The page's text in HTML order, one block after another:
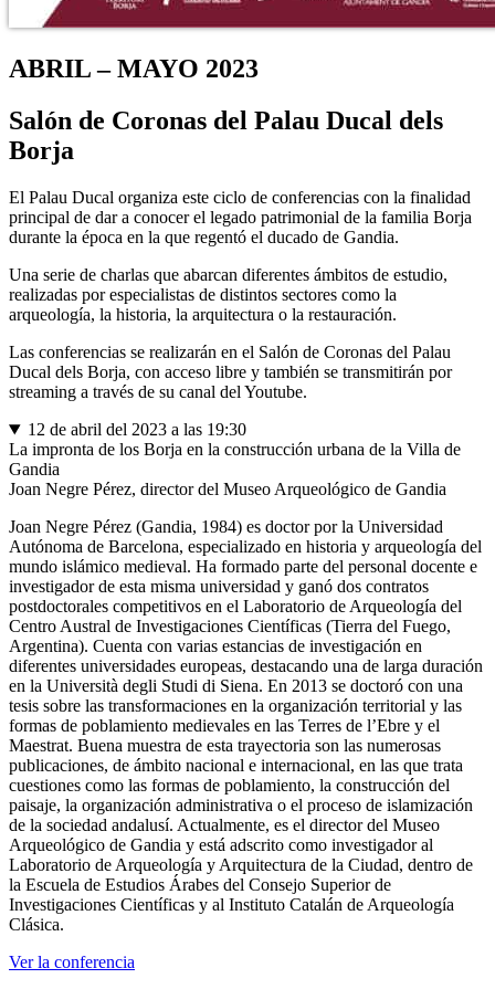
ABRIL – MAYO 2023
Salón de Coronas del Palau Ducal dels
Borja
El Palau Ducal organiza este ciclo de conferencias con la finalidad
principal de dar a conocer el legado patrimonial de la familia Borja
durante la época en la que regentó el ducado de Gandia.
Una serie de charlas que abarcan diferentes ámbitos de estudio,
realizadas por especialistas de distintos sectores como la
arqueología, la historia, la arquitectura o la restauración.
Las conferencias se realizarán en el Salón de Coronas del Palau
Ducal dels Borja, con acceso libre y también se transmitirán por
streaming a través de su canal del Youtube.
12 de abril del 2023 a las 19:30
La impronta de los Borja en la construcción urbana de la Villa de
Gandia
Joan Negre Pérez, director del Museo Arqueológico de Gandia
Joan Negre Pérez (Gandia, 1984) es doctor por la Universidad
Autónoma de Barcelona, ​​especializado en historia y arqueología del
mundo islámico medieval. Ha formado parte del personal docente e
investigador de esta misma universidad y ganó dos contratos
postdoctorales competitivos en el Laboratorio de Arqueología del
Centro Austral de Investigaciones Científicas (Tierra del Fuego,
Argentina). Cuenta con varias estancias de investigación en
diferentes universidades europeas, destacando una de larga duración
en la Università degli Studi di Siena. En 2013 se doctoró con una
tesis sobre las transformaciones en la organización territorial y las
formas de poblamiento medievales en las Terres de l’Ebre y el
Maestrat. Buena muestra de esta trayectoria son las numerosas
publicaciones, de ámbito nacional e internacional, en las que trata
cuestiones como las formas de poblamiento, la construcción del
paisaje, la organización administrativa o el proceso de islamización
de la sociedad andalusí. Actualmente, es el director del Museo
Arqueológico de Gandia y está adscrito como investigador al
Laboratorio de Arqueología y Arquitectura de la Ciudad, dentro de
la Escuela de Estudios Árabes del Consejo Superior de
Investigaciones Científicas y al Instituto Catalán de Arqueología
Clásica.
Ver la conferencia